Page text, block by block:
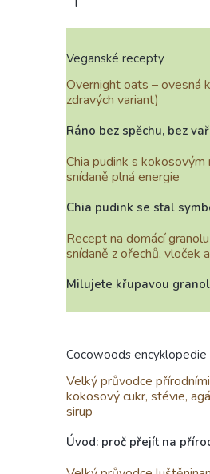
Hodnocení produktu je 4 z 5
Veganské recepty
Overnight oats – ovesná
zdravých variant)
Ráno bez spěchu, bez
Chia pudink s kokosovým
snídaně plná energie
Chia pudink se stal
Recept na domácí
snídaně z ořechů, vloček
Milujete křupavou
Cocowoods encyklopedie
Velký průvodce
kokosový cukr, stévie,
sirup
Úvod: proč přejít na